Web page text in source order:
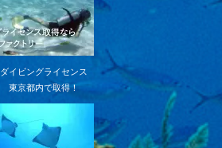
ダイビングライセンス
東京都内で取得！